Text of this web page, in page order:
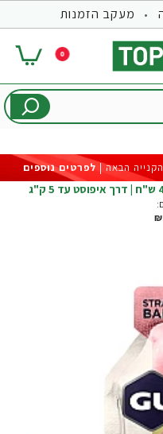
מעקב הזמנות
0
לפרטים נוספים